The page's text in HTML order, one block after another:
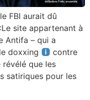
FBI aurait dû
site appartenant à
Antifa – qui a
doxxing
contre
révélé que les
satiriques pour les